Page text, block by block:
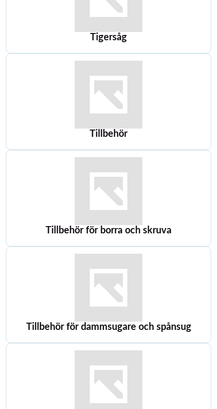
Tigersåg
Tillbehör
Tillbehör för borra och skruva
Tillbehör för dammsugare och spånsug